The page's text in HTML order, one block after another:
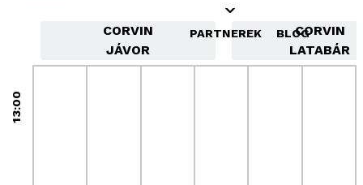
PARTNEREK BLOG
CORVIN
JÁVOR
CORVIN
LATABÁR
13:00